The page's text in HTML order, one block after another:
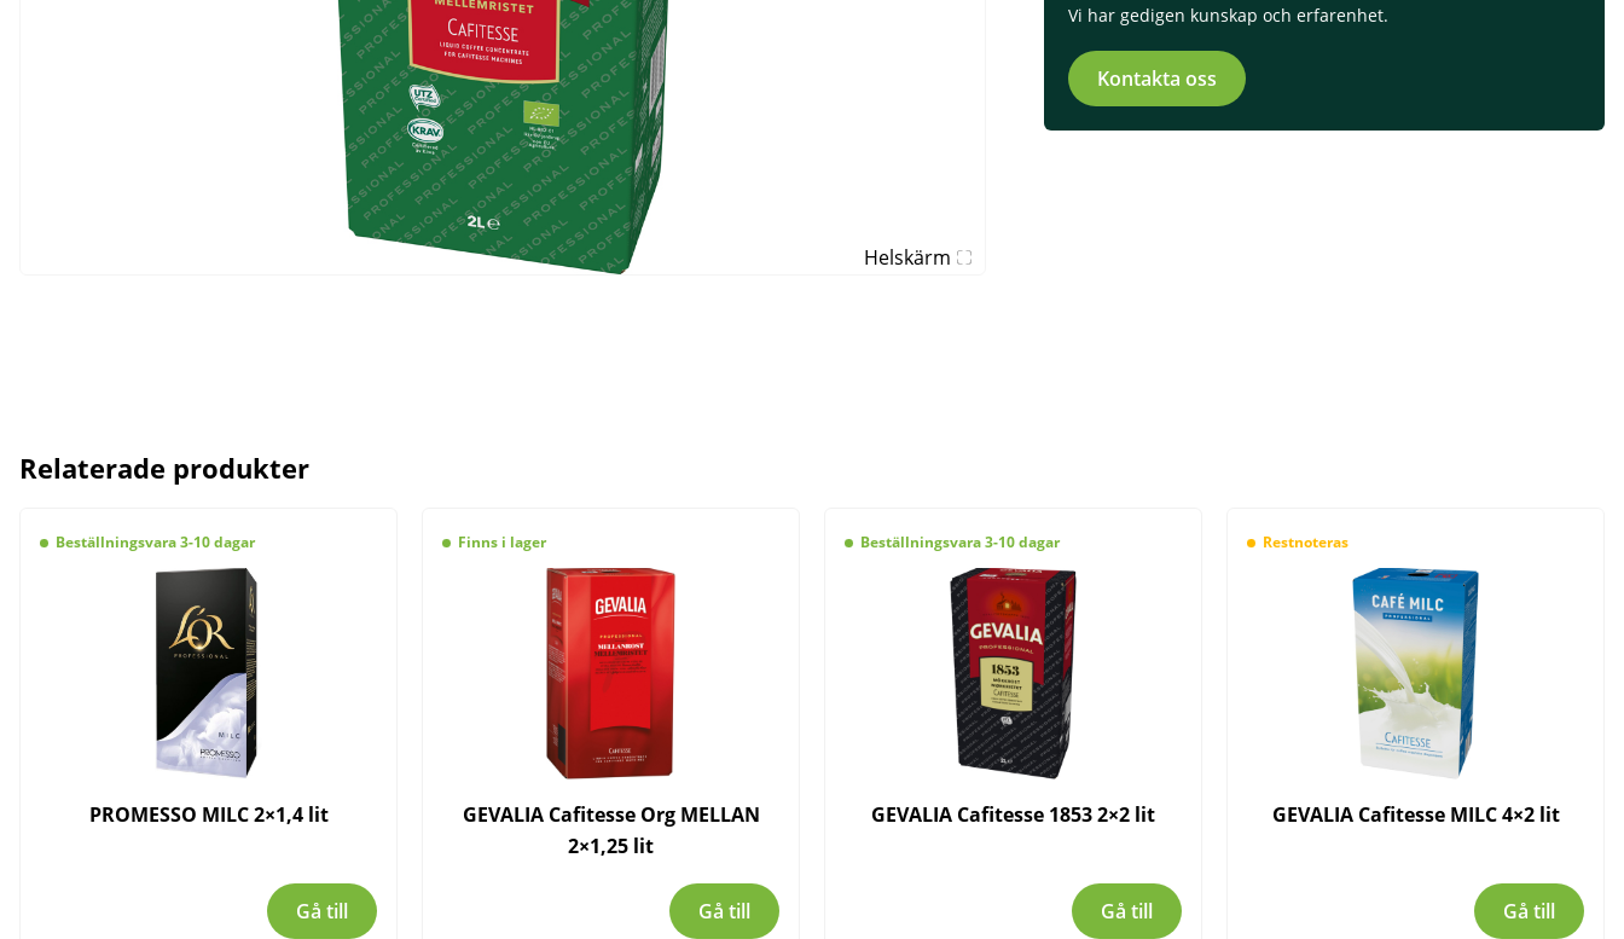
Helskärm
Vi har gedigen kunskap och erfarenhet.
Kontakta oss
Relaterade produkter
Beställningsvara 3-10 dagar
PROMESSO MILC 2×1,4 lit
Gå till
Finns i lager
GEVALIA Cafitesse Org MELLAN
2×1,25 lit
Gå till
Beställningsvara 3-10 dagar
GEVALIA Cafitesse 1853 2×2 lit
Gå till
Restnoteras
GEVALIA Cafitesse MILC 4×2 lit
Gå till